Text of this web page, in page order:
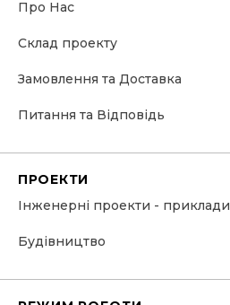
Про Нас
Склад проекту
Замовлення та Доставка
Питання та Відповідь
ПРОЕКТИ
Інженерні проекти - приклади
Будівництво